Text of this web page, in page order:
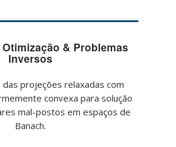
& Problemas
Inversos
projeções relaxadas com
convexa para solução
mal-postos em espaços de
Banach.